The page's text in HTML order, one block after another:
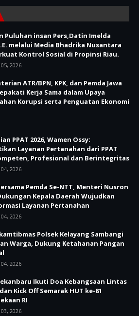
Puluhan insan Pers,Datin Imelda
melalui Media Bhadrika Nusantara
Kontrol Sosial di Propinsi Riau.
2026
ATR/BPN, KPK, dan Pemda Jawa
Kerja Sama dalam Upaya
Korupsi serta Penguatan Ekonomi
PPAT 2026, Wamen Ossy:
Layanan Pertanahan dari PPAT
Profesional dan Berintegritas
2026
Pemda Se-NTT, Menteri Nusron
Kepala Daerah Wujudkan
Layanan Pertanahan
2026
Polsek Kelayang Sambangi
Warga, Dukung Ketahanan Pangan
2026
Ikuti Doa Kebangsaan Lintas
Kick Off Semarak HUT ke-81
RI
2026